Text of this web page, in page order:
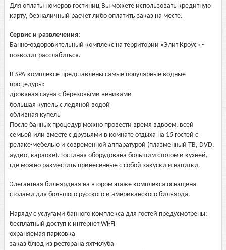
Для оплаты номеров гостиниц Вы можете использовать кредитную
карту, безналичный расчет либо оплатить заказ на месте.
Сервис и развлечения:
Банно-оздоровительный комплекс на территории «Элит Кроус» -
позволит расслабиться.
В SPA-комплексе представлены самые популярные водные
процедуры:
дровяная сауна с березовыми вениками
большая купель с ледяной водой
обливная купель
После банных процедур можно провести время вдвоем, всей
семьей или вместе с друзьями в комнате отдыха на 15 гостей с
релакс-мебелью и современной аппаратурой (плазменный ТВ, DVD,
аудио, караоке). Гостиная оборудована большим столом и кухней,
где можно разместить принесенные с собой закуски и напитки.
Элегантная бильярдная на втором этаже комплекса оснащена
столами для большого русского и американского бильярда.
Наряду с услугами банного комплекса для гостей предусмотрены:
бесплатный доступ к интернет Wi-Fi
охраняемая парковка
заказ блюд из ресторана яхт-клуба